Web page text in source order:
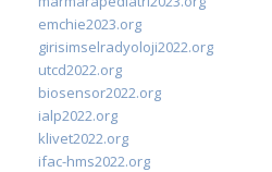
emchie2023.org
girisimselradyoloji2022.org
utcd2022.org
biosensor2022.org
ialp2022.org
klivet2022.org
ifac-hms2022.org